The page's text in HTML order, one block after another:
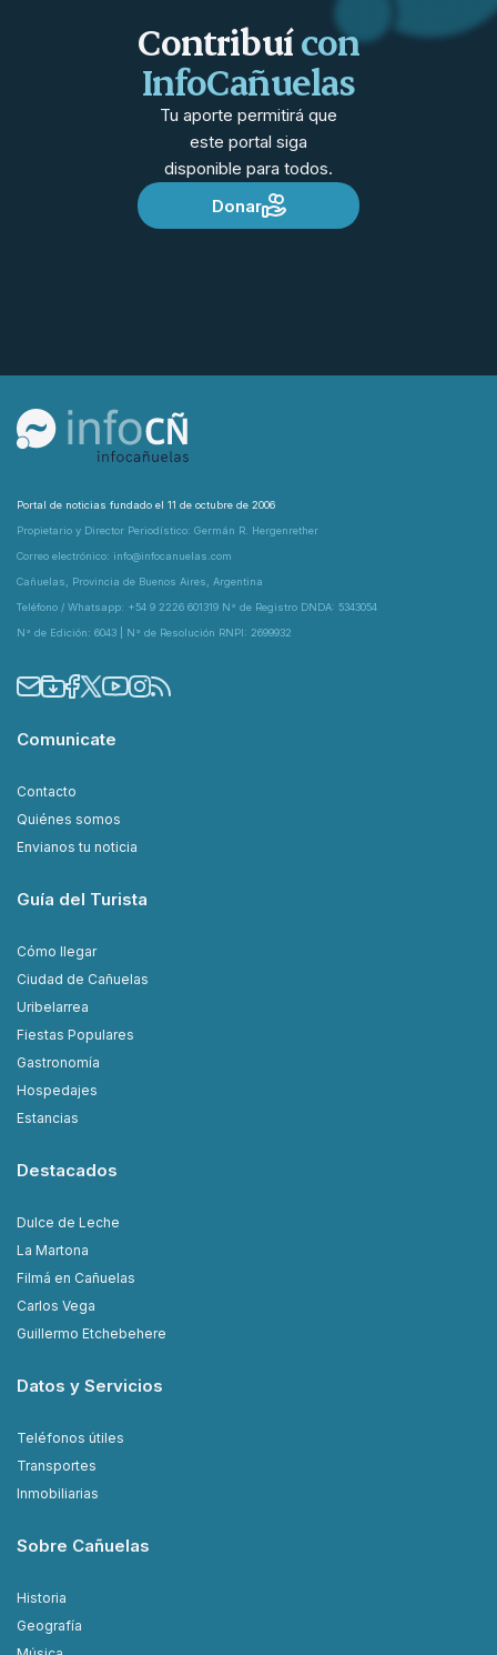
Contribuícon
InfoCañuelas
Tu aporte permitirá que
este portal siga
disponible para todos.
Donar
Portal de noticias fundado el 11 de octubre de 2006
Propietario y Director Periodístico: Germán R. Hergenrether
Correo electrónico: info@infocanuelas.com
Cañuelas, Provincia de Buenos Aires, Argentina
Teléfono / Whatsapp: +54 9 2226 601319 N° de Registro DNDA: 5343054
N° de Edición: 6043 | N° de Resolución RNPI: 2699932
Comunicate
Contacto
Quiénes somos
Envianos tu noticia
Guía del Turista
Cómo llegar
Ciudad de Cañuelas
Uribelarrea
Fiestas Populares
Gastronomía
Hospedajes
Estancias
Destacados
Dulce de Leche
La Martona
Filmá en Cañuelas
Carlos Vega
Guillermo Etchebehere
Datos y Servicios
Teléfonos útiles
Transportes
Inmobiliarias
Sobre Cañuelas
Historia
Geografía